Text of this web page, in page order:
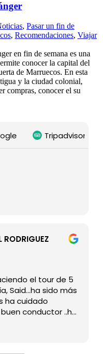
, Pasar un fin de
, Recomendaciones, Viajar
en fin de semana es una
conocer la capital del
de Marruecos. En esta
y la ciudad colonial,
compras, conocer el su
Tripadvisor
tour de 5
sido más
..ha
y
grupo
Desde